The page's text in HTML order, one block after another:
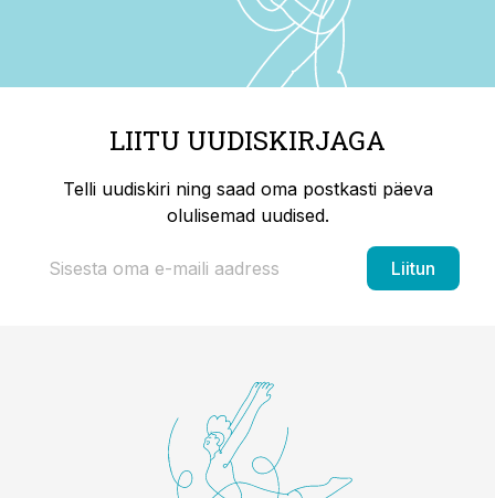
LIITU UUDISKIRJAGA
Telli uudiskiri ning saad oma postkasti päeva
olulisemad uudised.
Liitun